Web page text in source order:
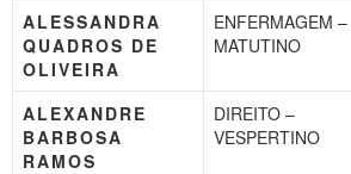
ALESSANDRA
QUADROS DE
OLIVEIRA
ENFERMAGEM –
MATUTINO
ALEXANDRE
BARBOSA
RAMOS
DIREITO –
VESPERTINO